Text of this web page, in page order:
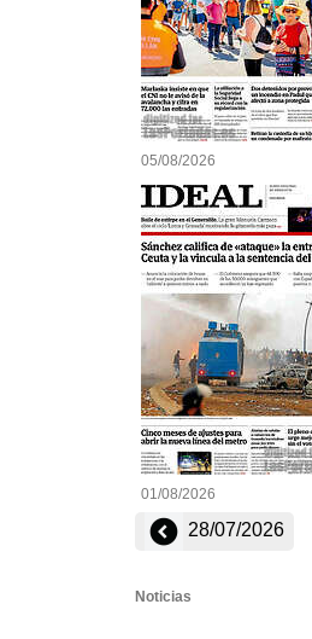
05/08/2026
01/08/2026
28/07/2026
Noticias